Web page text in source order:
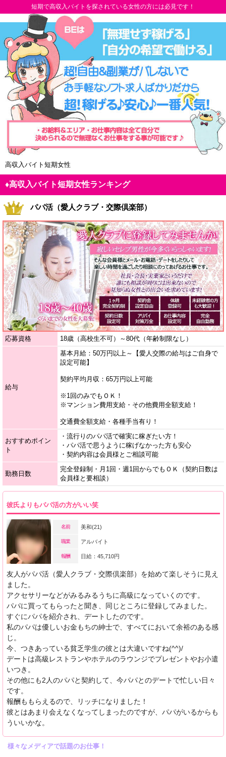
短期で高収入バイトを探されている女性の方には必見です！
高収入バイト短期女性
♦高収入バイト短期女性ランキング
パパ活（愛人クラブ・交際倶楽部）
応募資格 18歳（高校生不可）～80代（年齢制限なし）
給与
基本月給：50万円以上～【愛人交際の給与はご自身で
設定可能】
契約平均月収：65万円以上可能
※1回のみでもＯＫ！
※マンション費用支給・その他費用全額支給！
交通費全額支給・各種手当有り！
おすすめポイン
ト
・流行りのパパ活で確実に稼ぎたい方！
・パパ活で思うように稼げなかった方も安心
・契約内容は会員様とご相談可能
勤務日数
完全登録制・月1回・週1回からでもＯＫ（契約日数は
会員様と要相談）
彼氏よりもパパ活の方がいい笑
名前 美和(21)
職業 アルバイト
報酬 日給：45,710円
友人がパパ活（愛人クラブ・交際倶楽部）を始めて楽しそうに見え
ました。
アクセサリーなどがみるみるうちに高級になっていくのです。
パパに買ってもらったと聞き、同じところに登録してみました。
すぐにパパを紹介され、デートしたのです。
私のパパは優しいお金もちの紳士で、すべてにおいて余裕のある感
じ。
今、つきあっている貧乏学生の彼とは大違いですね(^^)/
デートは高級レストランやホテルのラウンジでプレゼントやお小遣
いつき。
その他にも2人のパパと契約して、今パパとのデートで忙しい日々
です。
報酬ももらえるので、リッチになりました！
彼とはあまり会えなくなってしまったのですが、パパがいるからも
ういいかな。
様々なメディアで話題のお仕事！